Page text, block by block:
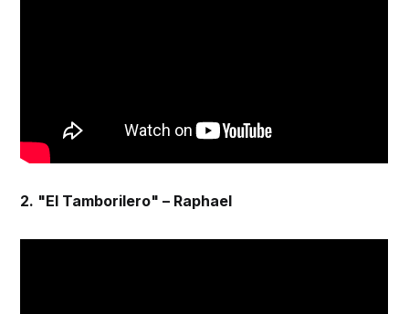
2. "El Tamborilero" – Raphael